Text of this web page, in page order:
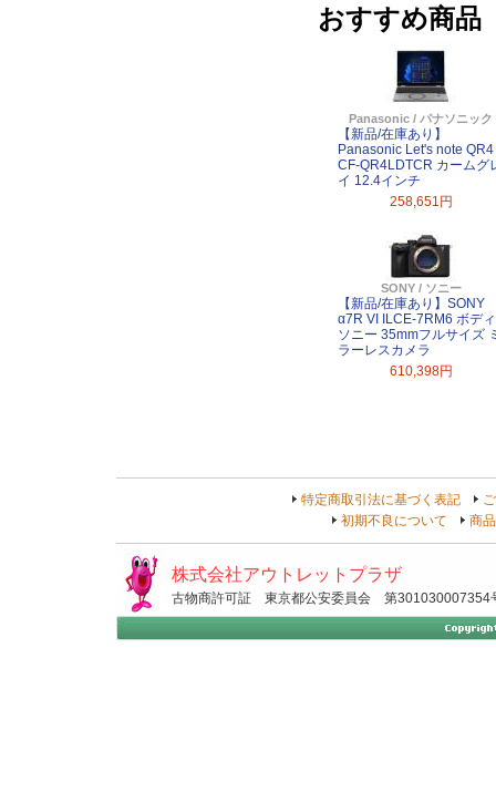
おすすめ商品
Panasonic / パナソニック
【新品/在庫あり】
Panasonic Let's note QR4
CF-QR4LDTCR カームグ
イ 12.4インチ
258,651円
SONY / ソニー
【新品/在庫あり】SONY
α7R VI ILCE-7RM6 ボディ
ソニー 35mmフルサイズ
ラーレスカメラ
610,398円
特定商取引法に基づく表記
初期不良について
商
株式会社アウトレットプラザ
古物商許可証 東京都公安委員会 第301030007354